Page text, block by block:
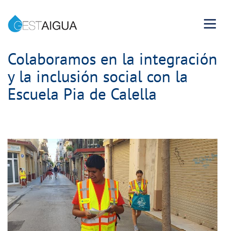
Menu
Colaboramos en la integración
y la inclusión social con la
Escuela Pia de Calella